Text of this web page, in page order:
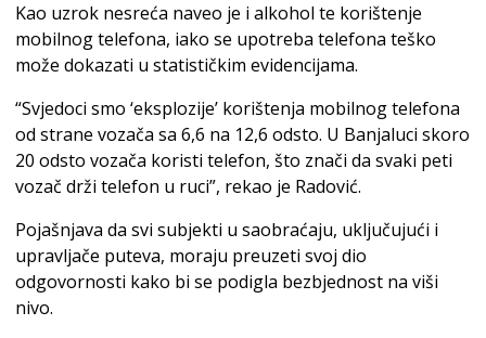
Kao uzrok nesreća naveo je i alkohol te korištenje
mobilnog telefona, iako se upotreba telefona teško
može dokazati u statističkim evidencijama.
“Svjedoci smo ‘eksplozije’ korištenja mobilnog telefona
od strane vozača sa 6,6 na 12,6 odsto. U Banjaluci skoro
20 odsto vozača koristi telefon, što znači da svaki peti
vozač drži telefon u ruci”, rekao je Radović.
Pojašnjava da svi subjekti u saobraćaju, uključujući i
upravljače puteva, moraju preuzeti svoj dio
odgovornosti kako bi se podigla bezbjednost na viši
nivo.